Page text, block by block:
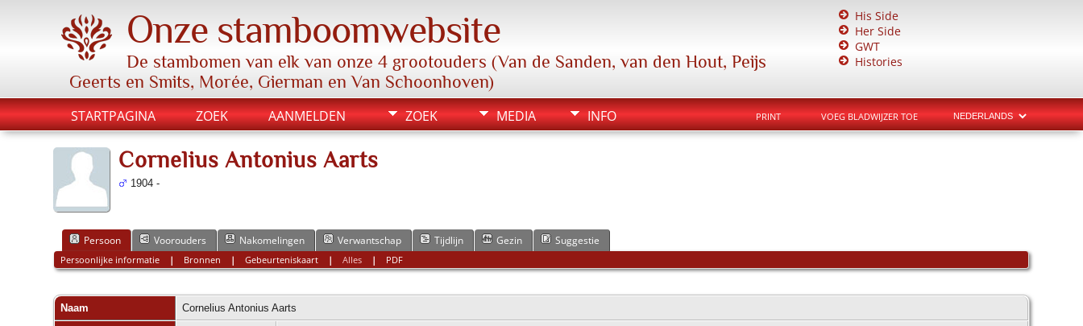
Onze stamboomwebsite
De stambomen van elk van onze 4 grootouders (Van de Sanden, van den Hout, Peijs
Geerts en Smits, Morée, Gierman en Van Schoonhoven)
His Side
Her Side
GWT
Histories
ZOEK MEDIA INFO
STARTPAGINA ZOEK AANMELDEN PRINT VOEG BLADWIJZER TOE
Cornelius Antonius Aarts
1904 -
Persoon Voorouders Nakomelingen Verwantschap Tijdlijn Gezin Suggestie
Persoonlijke informatie| Bronnen | Gebeurteniskaart| Alles| PDF
Naam Cornelius Antonius Aarts